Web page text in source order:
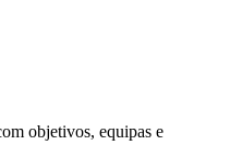
objetivos, equipas e